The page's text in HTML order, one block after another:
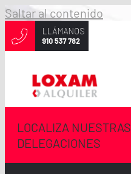
Saltar al contenido
LOCALIZA NUESTRAS
DELEGACIONES